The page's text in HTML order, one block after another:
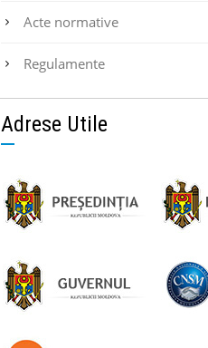
Acte normative
Regulamente
Adrese Utile